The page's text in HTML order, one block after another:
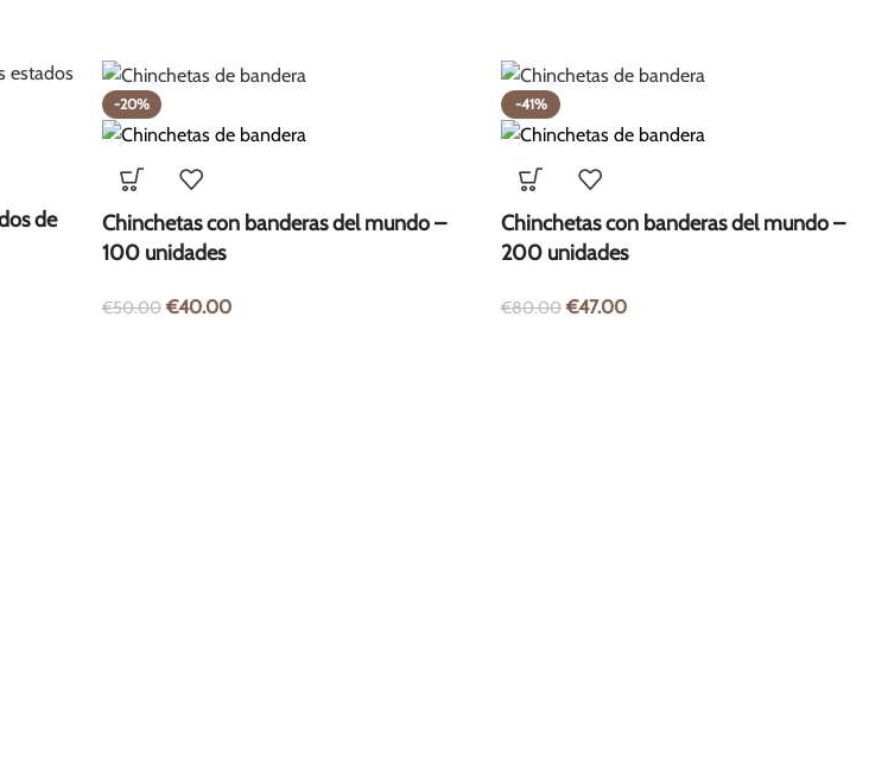
de
-20%
Chinchetas con banderas del mundo –
100 unidades
€50.00 €40.00
-41%
Chinchetas con banderas del mundo –
200 unidades
€80.00 €47.00